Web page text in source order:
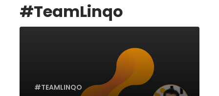
#TeamLinqo
#TEAMLINQO